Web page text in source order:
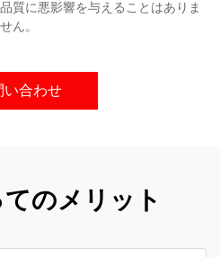
質に悪影響を与えることはありま
せん。
い合わせ
のメリット